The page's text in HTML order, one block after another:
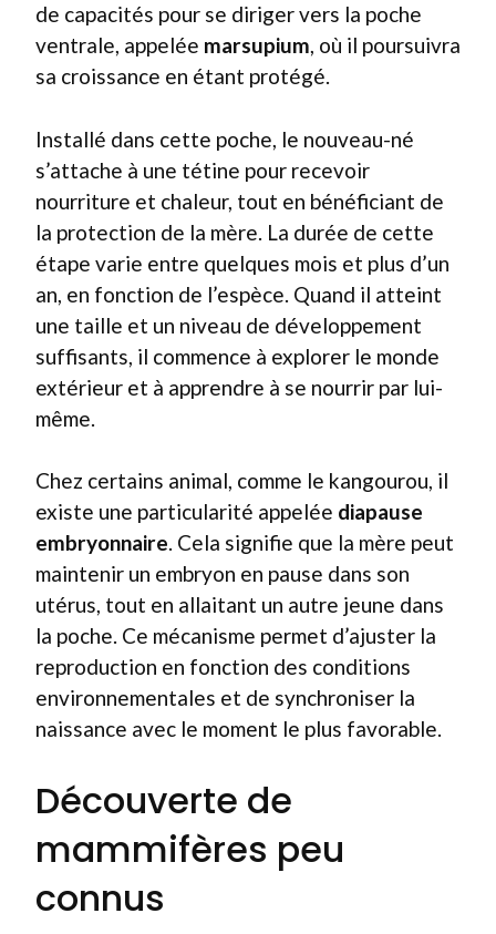
de capacités pour se diriger vers la poche
ventrale, appelée marsupium, où il poursuivra
sa croissance en étant protégé.
Installé dans cette poche, le nouveau-né
s’attache à une tétine pour recevoir
nourriture et chaleur, tout en bénéficiant de
la protection de la mère. La durée de cette
étape varie entre quelques mois et plus d’un
an, en fonction de l’espèce. Quand il atteint
une taille et un niveau de développement
suffisants, il commence à explorer le monde
extérieur et à apprendre à se nourrir par lui-
même.
Chez certains animal, comme le kangourou, il
existe une particularité appelée diapause
embryonnaire. Cela signifie que la mère peut
maintenir un embryon en pause dans son
utérus, tout en allaitant un autre jeune dans
la poche. Ce mécanisme permet d’ajuster la
reproduction en fonction des conditions
environnementales et de synchroniser la
naissance avec le moment le plus favorable.
Découverte de
mammifères peu
connus